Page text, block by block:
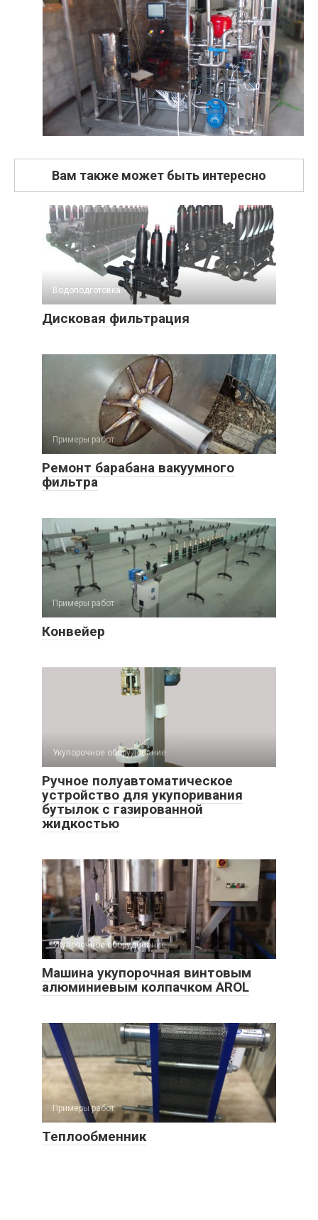
Вам также может быть интересно
Водоподготовка
Дисковая фильтрация
Примеры работ
Ремонт барабана вакуумного
фильтра
Примеры работ
Конвейер
Укупорочное оборудование
Ручное полуавтоматическое
устройство для укупоривания
бутылок с газированной
жидкостью
Укупорочное оборудование
Машина укупорочная винтовым
алюминиевым колпачком AROL
Примеры работ
Теплообменник